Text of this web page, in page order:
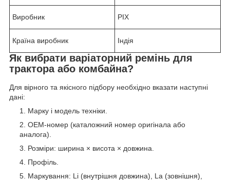
Виробник PIX
Країна виробник Індія
Як вибрати варіаторний ремінь для
трактора або комбайна?
Для вірного та якісного підбору необхідно вказати наступні
дані:
Марку і модель техніки.
OEM‑номер (каталожний номер оригінала або
аналога).
Розміри: ширина × висота × довжина.
Профіль.
Маркування: Li (внутрішня довжина), La (зовнішня),